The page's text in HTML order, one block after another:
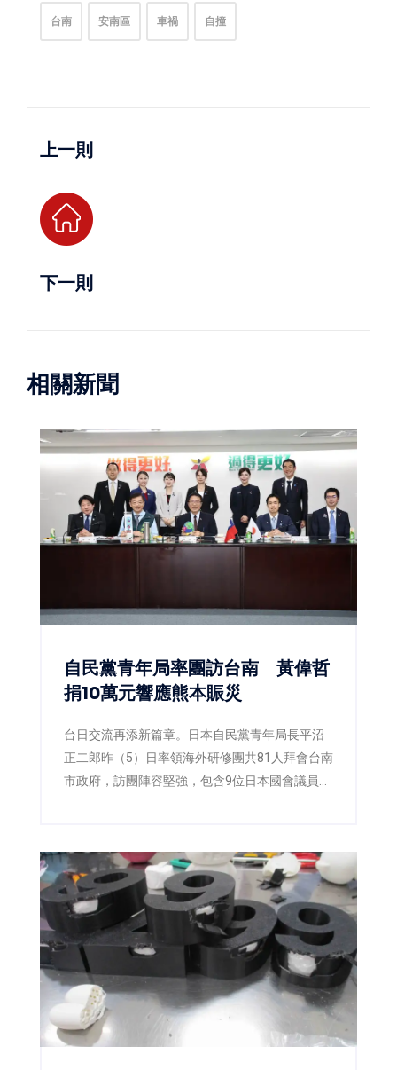
台南 安南區 車禍 自撞
上一則
下一則
相關新聞
自民黨青年局率團訪台南 黃偉哲
捐10萬元響應熊本賑災
台日交流再添新篇章。日本自民黨青年局長平沼
正二郎昨（5）日率領海外研修團共81人拜會台南
市政府，訪團陣容堅強，包含9位日本國會議員，
恩恩熱情接待，雙方除就城市交流、青年互動及
未來合作交換意見外，也共同關注日前熊本強震
災情。黃偉哲更宣布以個人名義捐出新台幣10萬
元，響應台南市政府「0728日本熊本賑災專
案」，盼凝聚更多社會力量，協助災區儘速重
建。